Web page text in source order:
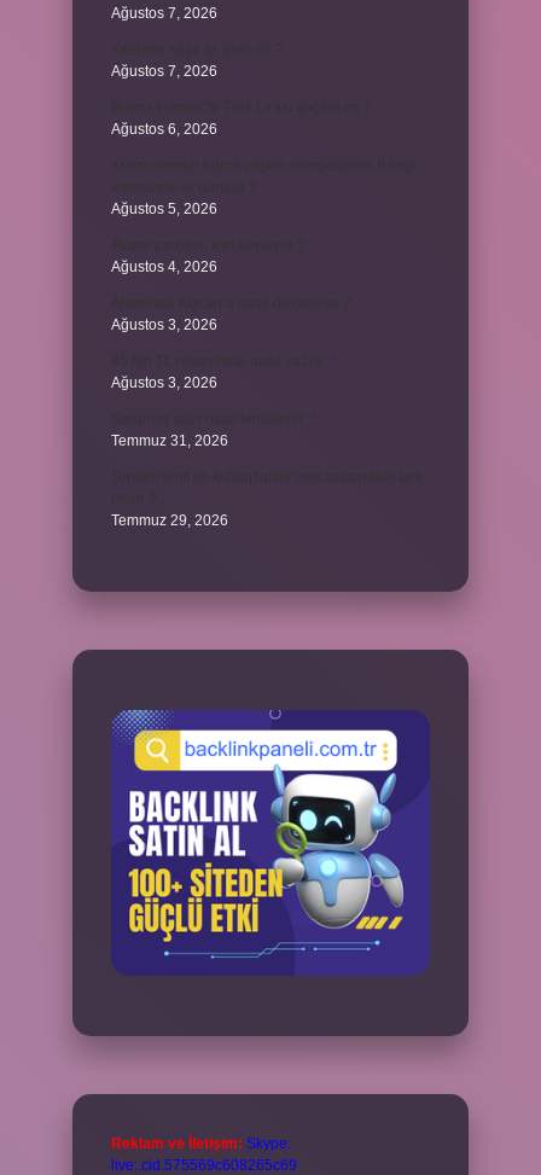
Ağustos 7, 2026
Ağustos 7, 2026
Ağustos 6, 2026
Ağustos 5, 2026
Ağustos 4, 2026
Ağustos 3, 2026
Ağustos 3, 2026
Temmuz 31, 2026
Temmuz 29, 2026
Reklam ve İletişim: Skype:
live:.cid.575569c608265c69